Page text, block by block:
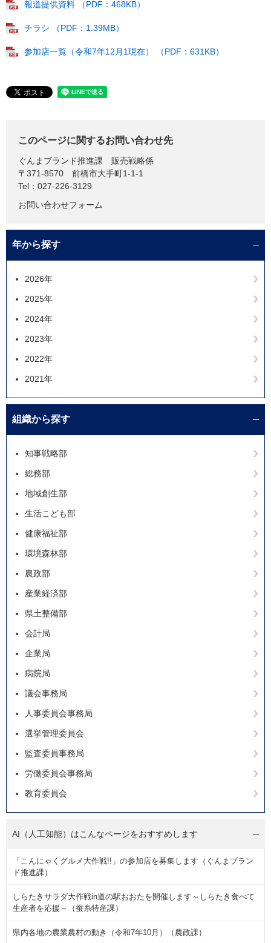
報道提供資料 （PDF：468KB）
チラシ （PDF：1.39MB）
参加店一覧（令和7年12月1現在） （PDF：631KB）
このページに関するお問い合わせ先
ぐんまブランド推進課
販売戦略係
〒371-8570
前橋市大手町1-1-1
Tel：027-226-3129
お問い合わせフォーム
年から探す
2026年
2025年
2024年
2023年
2022年
2021年
組織から探す
知事戦略部
総務部
地域創生部
生活こども部
健康福祉部
環境森林部
農政部
産業経済部
県土整備部
会計局
企業局
病院局
議会事務局
人事委員会事務局
選挙管理委員会
監査委員事務局
労働委員会事務局
教育委員会
AI（人工知能）はこんなページをおすすめします
「こんにゃくグルメ大作戦!!」の参加店を募集します（ぐんまブラン
ド推進課）
しらたきサラダ大作戦in道の駅おおたを開催します～しらたき食べて
生産者を応援～（蚕糸特産課）
県内各地の農業農村の動き（令和7年10月）（農政課）